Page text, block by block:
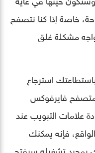
خاصة إذا كنا نتصفح
مشكلة غلق
استرجاع
فايرفوكس
علامات التبويب عند
فإنه يمكنك
تشغيله سيفتح